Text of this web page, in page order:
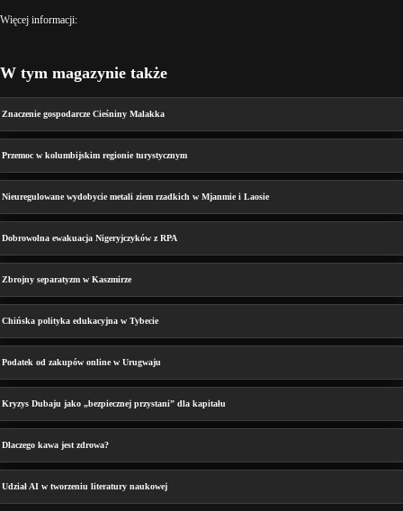
Więcej informacji:
W tym magazynie także
Znaczenie gospodarcze Cieśniny Malakka
Przemoc w kolumbijskim regionie turystycznym
Nieuregulowane wydobycie metali ziem rzadkich w Mjanmie i Laosie
Dobrowolna ewakuacja Nigeryjczyków z RPA
Zbrojny separatyzm w Kaszmirze
Chińska polityka edukacyjna w Tybecie
Podatek od zakupów online w Urugwaju
Kryzys Dubaju jako „bezpiecznej przystani” dla kapitału
Dlaczego kawa jest zdrowa?
Udział AI w tworzeniu literatury naukowej